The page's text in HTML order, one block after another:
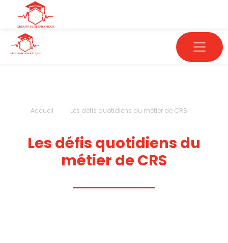
Accueil Les défis quotidiens du métier de CRS
Les défis quotidiens du
métier de CRS